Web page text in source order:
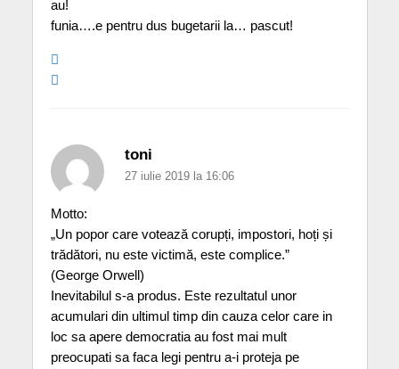
au!
funia….e pentru dus bugetarii la… pascut!
toni
27 iulie 2019 la 16:06
Motto:
„Un popor care votează corupți, impostori, hoți și
trădători, nu este victimă, este complice.”
(George Orwell)
Inevitabilul s-a produs. Este rezultatul unor
acumulari din ultimul timp din cauza celor care in
loc sa apere democratia au fost mai mult
preocupati sa faca legi pentru a-i proteja pe